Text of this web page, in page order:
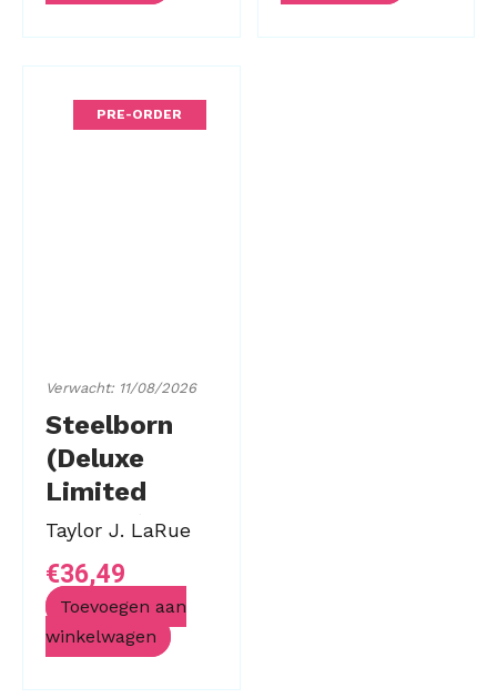
PRE-ORDER
Verwacht: 11/08/2026
Steelborn
(Deluxe
Limited
Edition)
Taylor J. LaRue
€36,49
Toevoegen aan
winkelwagen